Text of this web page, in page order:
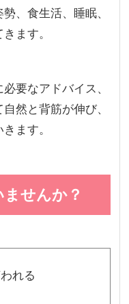
、食生活、睡眠、
ます。
要なアドバイス、
然と背筋が伸び、
ます。
せんか？
れる